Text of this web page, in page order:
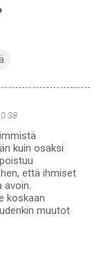
kuin osaksi
että ihmiset
koskaan
muutot